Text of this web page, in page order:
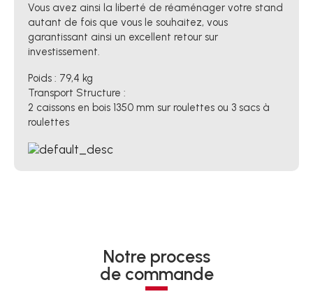
Vous avez ainsi la liberté de réaménager votre stand
autant de fois que vous le souhaitez, vous
garantissant ainsi un excellent retour sur
investissement.
Poids : 79,4 kg
Transport Structure :
2 caissons en bois 1350 mm sur roulettes ou 3 sacs à
roulettes
Notre process
de commande